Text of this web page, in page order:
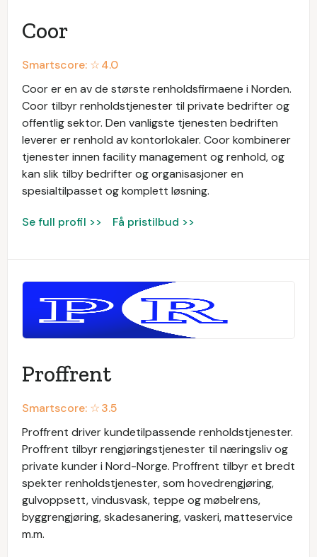
Coor
Smartscore: ☆4.0
Coor er en av de største renholdsfirmaene i Norden.
Coor tilbyr renholdstjenester til private bedrifter og
offentlig sektor. Den vanligste tjenesten bedriften
leverer er renhold av kontorlokaler. Coor kombinerer
tjenester innen facility management og renhold, og
kan slik tilby bedrifter og organisasjoner en
spesialtilpasset og komplett løsning.
Se full profil >> Få pristilbud >>
Proffrent
Smartscore: ☆3.5
Proffrent driver kundetilpassende renholdstjenester.
Proffrent tilbyr rengjøringstjenester til næringsliv og
private kunder i Nord-Norge. Proffrent tilbyr et bredt
spekter renholdstjenester, som hovedrengjøring,
gulvoppsett, vindusvask, teppe og møbelrens,
byggrengjøring, skadesanering, vaskeri, matteservice
m.m.